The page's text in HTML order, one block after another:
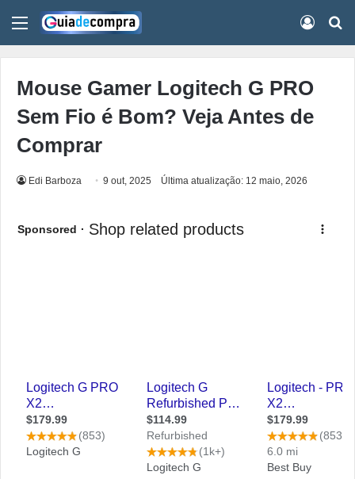
Menu
Mouse Gamer Logitech G PRO
Sem Fio é Bom? Veja Antes de
Comprar
Edi Barboza 9 out, 2025 Última atualização: 12 maio, 2026